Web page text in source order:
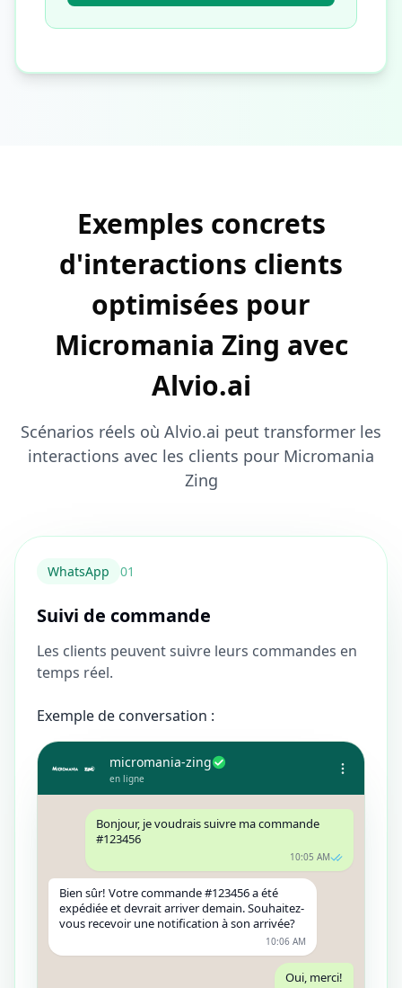
Exemples concrets
d'interactions clients
optimisées pour
Micromania Zing avec
Alvio.ai
Scénarios réels où Alvio.ai peut transformer les
interactions avec les clients pour Micromania
Zing
WhatsApp 01
Suivi de commande
Les clients peuvent suivre leurs commandes en
temps réel.
Exemple de conversation :
micromania-zing
en ligne
Bonjour, je voudrais suivre ma commande
#123456
10:05 AM
Bien sûr! Votre commande #123456 a été
expédiée et devrait arriver demain. Souhaitez-
vous recevoir une notification à son arrivée?
10:06 AM
Oui, merci!